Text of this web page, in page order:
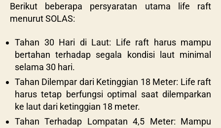
Berikut beberapa persyaratan utama life raft
menurut SOLAS:
Tahan 30 Hari di Laut: Life raft harus mampu
bertahan terhadap segala kondisi laut minimal
selama 30 hari.
Tahan Dilempar dari Ketinggian 18 Meter: Life raft
harus tetap berfungsi optimal saat dilemparkan
ke laut dari ketinggian 18 meter.
Tahan Terhadap Lompatan 4,5 Meter: Mampu